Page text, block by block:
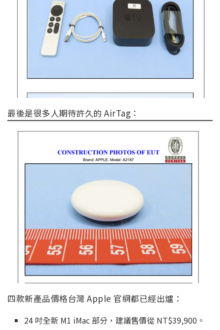
最後是很多人期待許久的 AirTag：
四款新產品價格台灣 Apple 官網都已經出爐：
24 吋全新 M1 iMac 部分，建議售價從 NT$39,900。